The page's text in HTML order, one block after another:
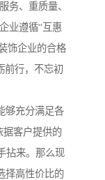
务、重质量、
业遵循“互惠
饰企业的合格
前行，不忘初
够充分满足各
据客户提供的
拈来。那么现
择高性价比的